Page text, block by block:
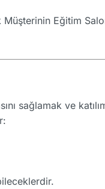
Müşterinin Eğitim
sağlamak ve